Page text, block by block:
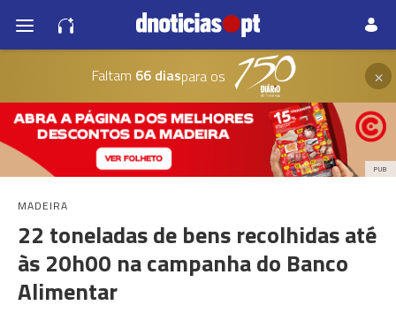
Faltam 66 diaspara os ×
PUB
MADEIRA
22 toneladas de bens recolhidas até
às 20h00 na campanha do Banco
Alimentar